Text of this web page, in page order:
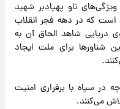
ویژگی‌های ناو پهپادبر شهید
است که در دهه فجر انقلاب
دریایی شاهد الحاق آن به
شناورها برای ملت ایجاد
سپاه با برقراری امنیت
می‌کنند.